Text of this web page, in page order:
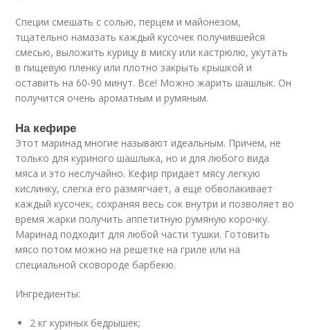
Специи смешать с солью, перцем и майонезом,
тщательно намазать каждый кусочек получившейся
смесью, выложить курицу в миску или кастрюлю, укутать
в пищевую пленку или плотно закрыть крышкой и
оставить на 60-90 минут. Все! Можно жарить шашлык. Он
получится очень ароматным и румяным.
На кефире
Этот маринад многие называют идеальным. Причем, не
только для куриного шашлыка, но и для любого вида
мяса и это неслучайно. Кефир придает мясу легкую
кислинку, слегка его размягчает, а еще обволакивает
каждый кусочек, сохраняя весь сок внутри и позволяет во
время жарки получить аппетитную румяную корочку.
Маринад подходит для любой части тушки. Готовить
мясо потом можно на решетке на гриле или на
специальной сковороде барбекю.
Ингредиенты:
2 кг куриных бедрышек;